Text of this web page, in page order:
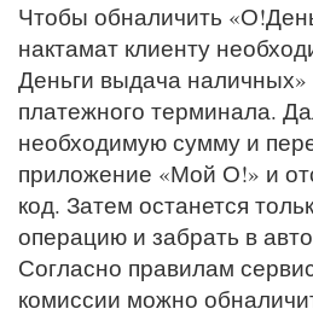
Чтобы обналичить
нактамат клиенту
Деньги выдача наличных»
платежного терминала.
необходимую сумму и
приложение «Мой О!» и
код. Затем останется
операцию и забрать в
Согласно правилам
комиссии можно